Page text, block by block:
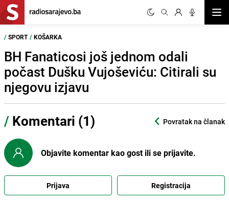
/ SPORT / KOŠARKA
BH Fanaticosi još jednom odali
počast Dušku Vujoševiću: Citirali su
njegovu izjavu
/ Komentari (1) Povratak na članak
Objavite komentar kao gost ili se prijavite.
Prijava Registracija